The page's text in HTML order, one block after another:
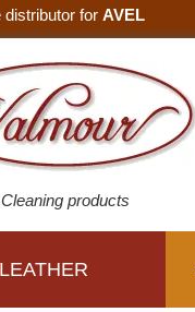
distributor for AVEL
Cleaning products
LEATHER